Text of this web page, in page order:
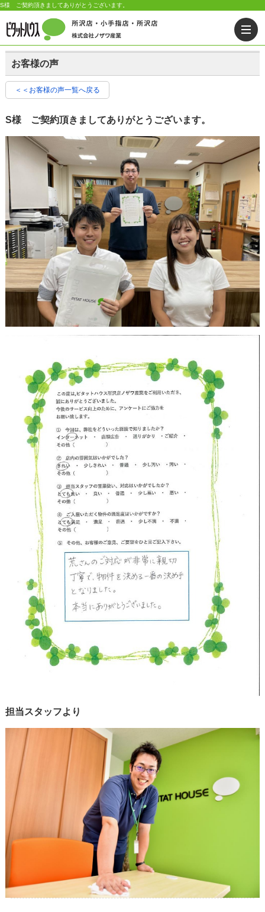
S様 ご契約頂きましてありがとうございます。
お客様の声
＜＜お客様の声一覧へ戻る
S様 ご契約頂きましてありがとうございます。
担当スタッフより